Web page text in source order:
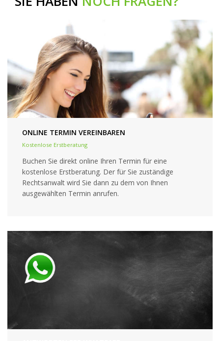
ONLINE TERMIN VEREINBAREN
Kostenlose Erstberatung
Buchen Sie direkt online Ihren Termin für eine
kostenlose Erstberatung. Der für Sie zuständige
Rechtsanwalt wird Sie dann zu dem von Ihnen
ausgewählten Termin anrufen.